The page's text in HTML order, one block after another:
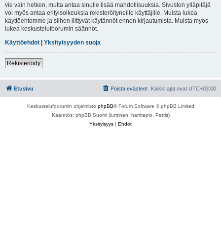
vie vain hetken, mutta antaa sinulle lisää mahdollisuuksia. Sivuston ylläpitäjä
voi myös antaa erityisoikeuksia rekisteröityneille käyttäjille. Muista lukea
käyttöehtomme ja siihen liittyvät käytännöt ennen kirjautumista. Muista myös
lukea keskustelufoorumin säännöt.
Käyttöehdot | Yksityisyyden suoja
Rekisteröidy
Etusivu Kaikki ajat ovat UTC+03:00
Poista evästeet
Keskustelufoorumin ohjelmisto phpBB® Forum Software © phpBB Limited
Käännös: phpBB Suomi (lurttinen, harritapio, Pettis)
Yksityisyys | Ehdot